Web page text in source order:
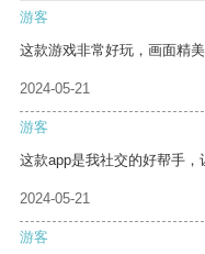
游客
这款游戏非常好玩，画面精美
2024-05-21
游客
这款app是我社交的好帮手，
2024-05-21
游客